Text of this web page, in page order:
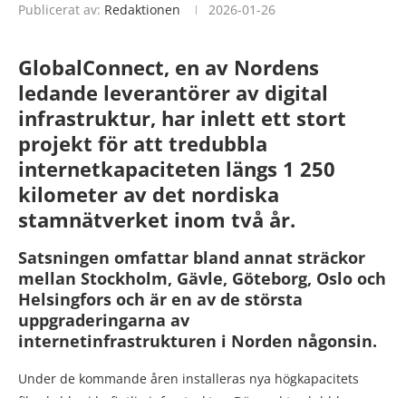
Publicerat av: Redaktionen 2026-01-26
GlobalConnect, en av Nordens
ledande leverantörer av digital
infrastruktur, har inlett ett stort
projekt för att tredubbla
internetkapaciteten längs 1 250
kilometer av det nordiska
stamnätverket inom två år.
Satsningen omfattar bland annat sträckor
mellan Stockholm, Gävle, Göteborg, Oslo och
Helsingfors och är en av de största
uppgraderingarna av
internetinfrastrukturen i Norden någonsin.
Under de kommande åren installeras nya högkapacitets